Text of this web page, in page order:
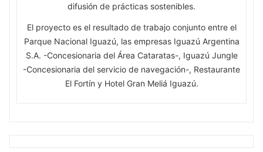
difusión de prácticas sostenibles.
El proyecto es el resultado de trabajo conjunto entre el
Parque Nacional Iguazú, las empresas Iguazú Argentina
S.A. -Concesionaria del Área Cataratas-, Iguazú Jungle
-Concesionaria del servicio de navegación-, Restaurante
El Fortín y Hotel Gran Meliá Iguazú.